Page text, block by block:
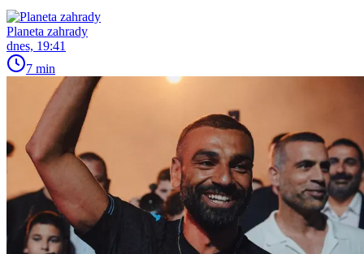
Planeta zahrady
dnes, 19:41
7 min